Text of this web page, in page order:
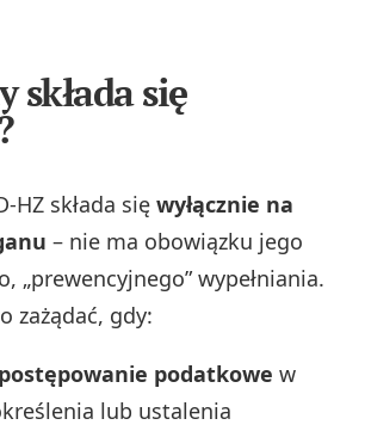
składa się
składa sięwyłącznie na
– nie ma obowiązku jego
„prewencyjnego” wypełniania.
zażądać, gdy:
postępowanie podatkowe w
lub ustalenia